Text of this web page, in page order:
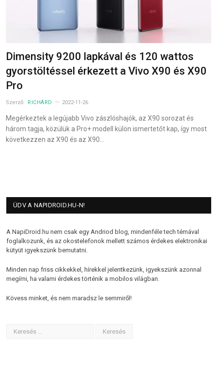
Dimensity 9200 lapkával és 120 wattos
gyorstöltéssel érkezett a Vivo X90 és X90
Pro
Szerző: RICHÁRD 2022-11-26
Megérkeztek a legújabb Vivo zászlóshajók, az X90 sorozat és
három tagja, közülük a Pro+ modell külön ismertetőt kap, így most
következzen az X90 és az X90…
ÜDV A NAPIDROID.HU-N!
A NapiDroid.hu nem csak egy Andriod blog, mindenféle tech témával
foglalkozunk, és az okostelefonok mellett számos érdekes elektronikai
kütyüt igyekszünk bemutatni.
Minden nap friss cikkekkel, hírekkel jelentkezünk, igyekszünk azonnal
megírni, ha valami érdekes történik a mobilos világban.
Kövess minket, és nem maradsz le semmiről!